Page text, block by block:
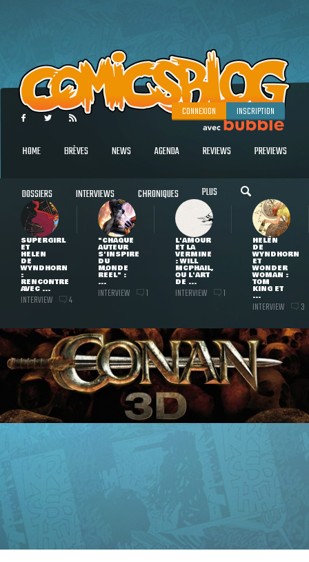
CONNEXION INSCRIPTION
HOME BRÈVES NEWS AGENDA REVIEWS PREVIEWS
DOSSIERS INTERVIEWS CHRONIQUES PLUS
SUPERGIRL
ET
HELEN
DE
WYNDHORN
:
RENCONTRE
AVEC ...
INTERVIEW 4
"CHAQUE
AUTEUR
S'INSPIRE
DU
MONDE
RÉEL" :
...
INTERVIEW 1
L'AMOUR
ET LA
VERMINE
: WILL
MCPHAIL,
OU L'ART
DE ...
INTERVIEW 1
HELEN
DE
WYNDHORN
ET
WONDER
WOMAN :
TOM
KING ET
...
INTERVIEW 3